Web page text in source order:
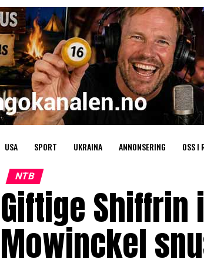
USA SPORT UKRAINA ANNONSERING OSS I
NTB
Giftige Shiffrin
Mowinckel